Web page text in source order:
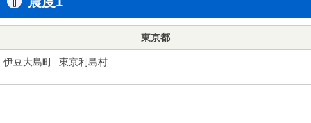
東京都
伊豆大島町 東京利島村